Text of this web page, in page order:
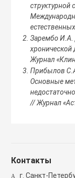
структурной
Зарембо И.А.
хронической
Журнал
Прибылов
Основные
// Журнал
Контакты
г. Санкт-